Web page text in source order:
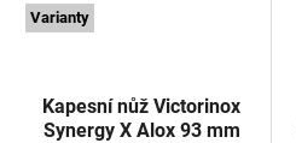
Varianty
Kapesní nůž Victorinox
Synergy X Alox 93 mm